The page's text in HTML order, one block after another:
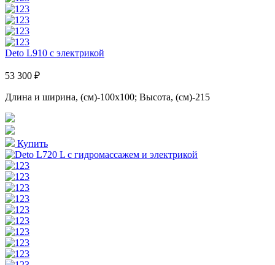
Deto L910 с электрикой
53 300 ₽
Длина и ширина, (см)-100x100; Высота, (см)-215
Купить